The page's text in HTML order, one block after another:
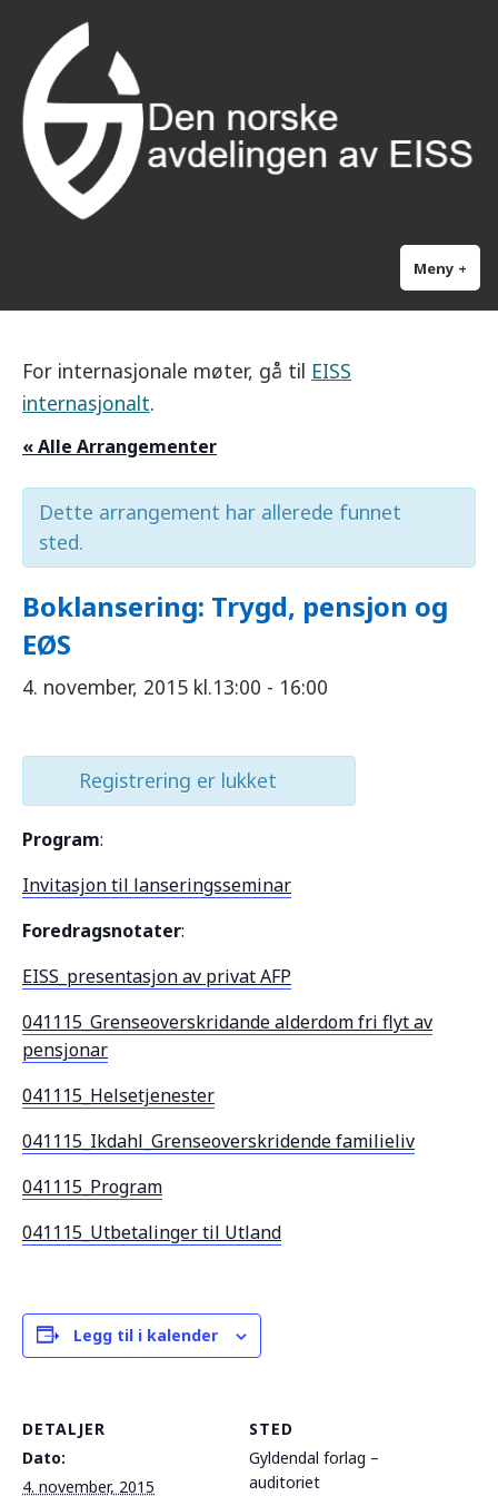
innhold
Meny +
For internasjonale møter, gå til EISS
internasjonalt.
« Alle Arrangementer
Dette arrangement har allerede funnet
sted.
Boklansering: Trygd, pensjon og
EØS
4. november, 2015 kl.13:00 - 16:00
Registrering er lukket
Program:
Invitasjon til lanseringsseminar
Foredragsnotater:
EISS_presentasjon av privat AFP
041115_Grenseoverskridande alderdom fri flyt av
pensjonar
041115_Helsetjenester
041115_Ikdahl_Grenseoverskridende familieliv
041115_Program
041115_Utbetalinger til Utland
Legg til i kalender
DETALJER
Dato:
4. november, 2015
STED
Gyldendal forlag –
auditoriet